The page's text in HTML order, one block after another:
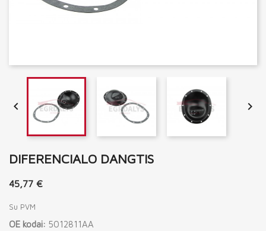
 
DIFERENCIALO DANGTIS
45,77 €
Su PVM
OE kodai: 5012811AA